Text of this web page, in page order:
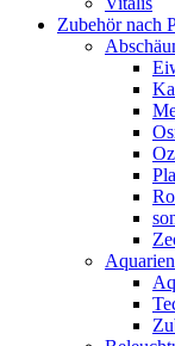
Zubehör nach